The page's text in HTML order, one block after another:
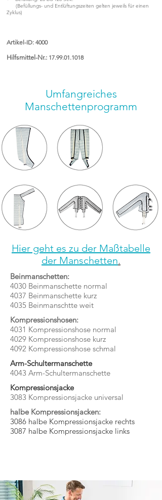
(Befüllungs- und Entlüftungszeiten gelten jeweils für einen
Zyklus)
Artikel-ID: 4000
Hilfsmittel-Nr.: 17.99.01.1018
Umfangreiches
Manschettenprogramm
Hier geht es zu der Maßtabelle
der Manschetten.
Beinmanschetten:
4030 Beinmanschette normal
4037 Beinmanschette kurz
4035 Beinmanschtte weit
Kompressionshosen:
4031 Kompressionshose normal
4029 Kompressionshose kurz
4092 Kompressionshose schmal
Arm-Schultermanschette
4043 Arm-Schultermanschette
Kompressionsjacke
3083 Kompressionsjacke universal
halbe Kompressionsjacken:
3086 halbe Kompressionsjacke rechts
3087 halbe Kompressionsjacke links